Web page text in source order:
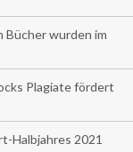
Bücher wurden im
Plagiate fördert
Halbjahres 2021